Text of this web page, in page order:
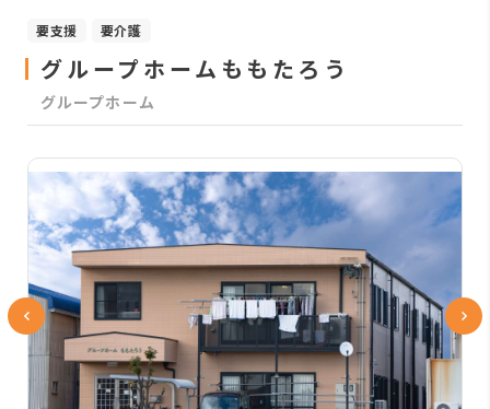
要支援 要介護
グループホームももたろう
グループホーム